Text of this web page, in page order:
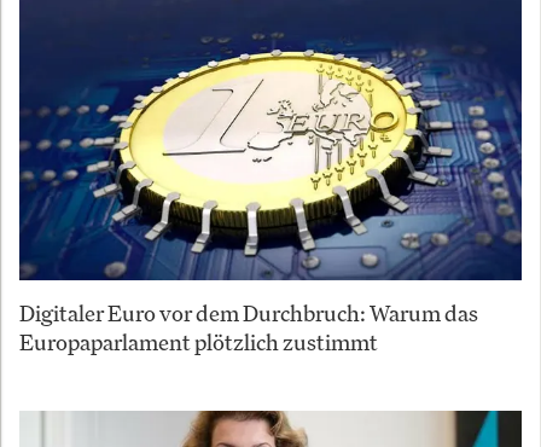
Digitaler Euro vor dem Durchbruch: Warum das
Europaparlament plötzlich zustimmt